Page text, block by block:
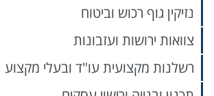
נזיקין גוף רכוש וביטוח
צוואות ירושות ועזבונות
רשלנות מקצועית עו"ד ובעלי מקצוע